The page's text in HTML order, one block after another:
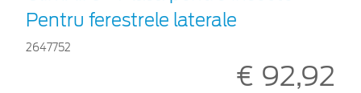
Pentru ferestrele laterale
2647752
€ 92,92